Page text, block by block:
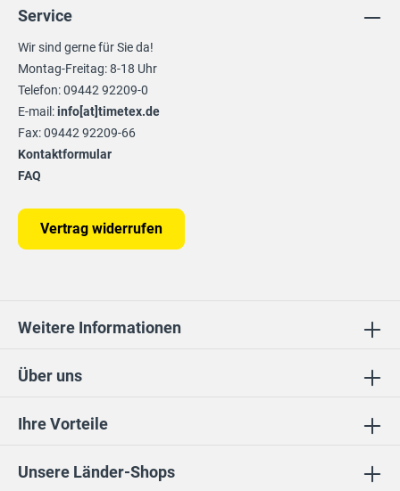
Ihre Vorteile
Unsere Länder-Shops
Über uns
Service
Wir sind gerne für Sie da!
Montag-Freitag: 8-18 Uhr
Telefon: 09442 92209-0
E-mail:info[at]timetex.de
Fax: 09442 92209-66
Kontaktformular
FAQ
Vertrag widerrufen
Weitere Informationen